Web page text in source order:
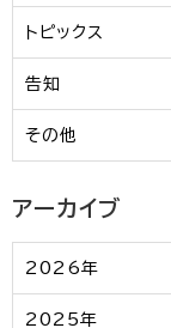
トピックス
告知
その他
アーカイブ
2026年
2025年